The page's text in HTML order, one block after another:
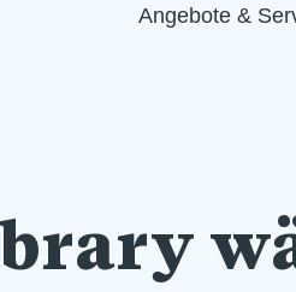
Angebote &